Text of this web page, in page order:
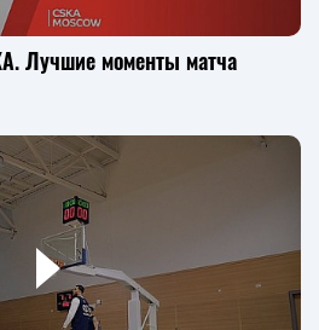
Лучшие моменты матча